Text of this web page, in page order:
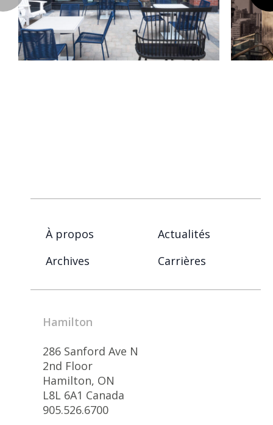
À propos
Actualités
Archives
Carrières
Hamilton
286 Sanford Ave N
2nd Floor
Hamilton, ON
L8L 6A1 Canada
905.526.6700